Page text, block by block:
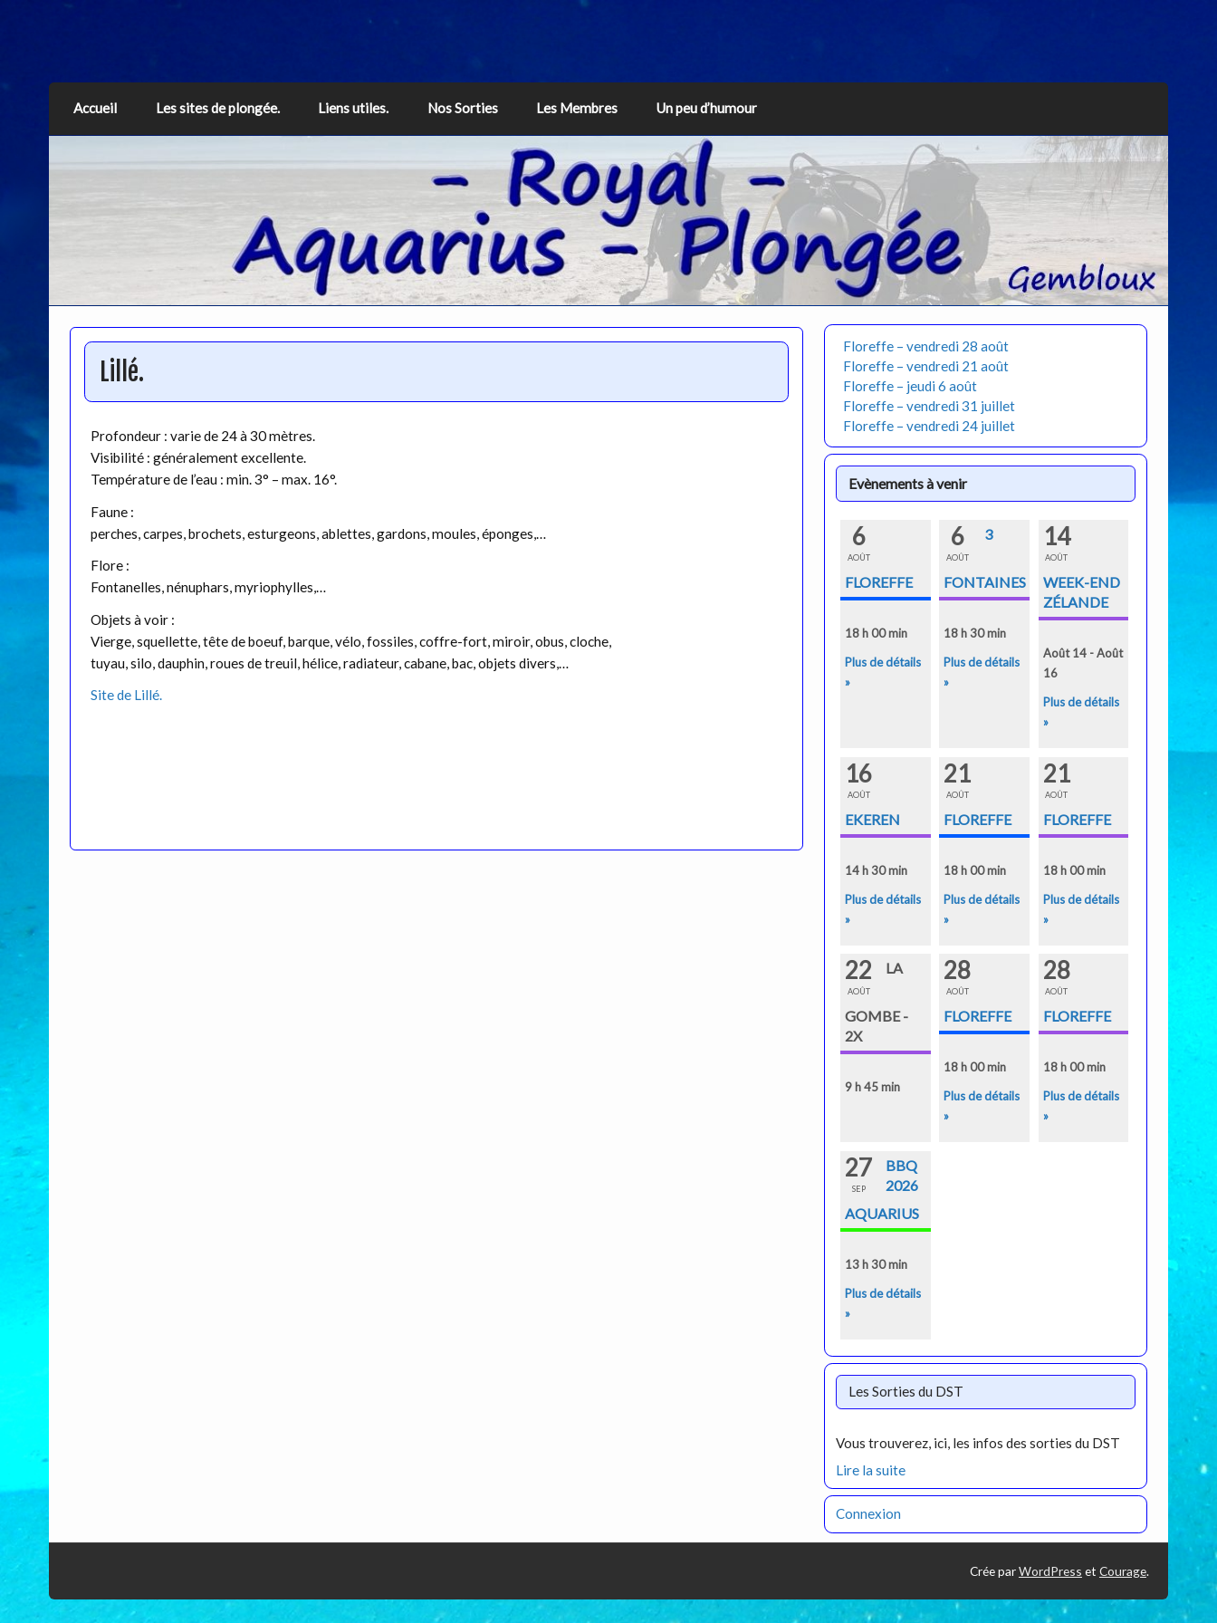
Aquarius
Accueil Les sites de plongée. Liens utiles. Nos Sorties Les Membres Un peu d’humour
Lillé.
Profondeur : varie de 24 à 30 mètres.
Visibilité : généralement excellente.
Température de l’eau : min. 3° – max. 16°.
Faune :
perches, carpes, brochets, esturgeons, ablettes, gardons, moules, éponges,…
Flore :
Fontanelles, nénuphars, myriophylles,…
Objets à voir :
Vierge, squellette, tête de boeuf, barque, vélo, fossiles, coffre-fort, miroir, obus, cloche,
tuyau, silo, dauphin, roues de treuil, hélice, radiateur, cabane, bac, objets divers,…
Site de Lillé.
Floreffe – vendredi 28 août
Floreffe – vendredi 21 août
Floreffe – jeudi 6 août
Floreffe – vendredi 31 juillet
Floreffe – vendredi 24 juillet
Evènements à venir
6
AOÛT
FLOREFFE
18 h 00 min
Plus de détails
»
6
AOÛT
3
FONTAINES
18 h 30 min
Plus de détails
»
14
AOÛT
WEEK-END
ZÉLANDE
Août 14 - Août
16
Plus de détails
»
16
AOÛT
EKEREN
14 h 30 min
Plus de détails
»
21
AOÛT
FLOREFFE
18 h 00 min
Plus de détails
»
21
AOÛT
FLOREFFE
18 h 00 min
Plus de détails
»
22
AOÛT
LA
GOMBE -
2X
9 h 45 min
28
AOÛT
FLOREFFE
18 h 00 min
Plus de détails
»
28
AOÛT
FLOREFFE
18 h 00 min
Plus de détails
»
27
SEP
BBQ
2026
AQUARIUS
13 h 30 min
Plus de détails
»
Les Sorties du DST
Vous trouverez, ici, les infos des sorties du DST
Lire la suite
Connexion
Crée parWordPress et Courage.